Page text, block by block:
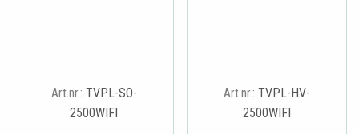
Art.nr.: TVPL-SO-
2500WIFI
Art.nr.: TVPL-HV-
2500WIFI